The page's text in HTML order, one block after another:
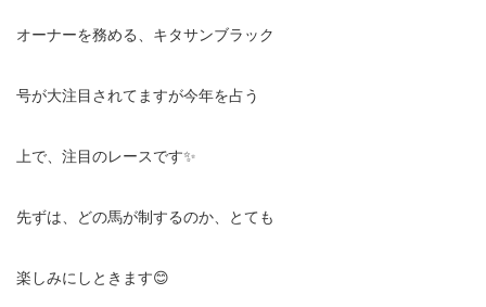
オーナーを務める、キタサンブラック
号が大注目されてますが今年を占う
上で、注目のレースです✨
先ずは、どの馬が制するのか、とても
楽しみにしときます😊